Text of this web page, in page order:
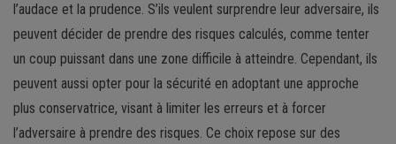
l’audace et la prudence. S’ils veulent surprendre leur adversaire, ils
peuvent décider de prendre des risques calculés, comme tenter
un coup puissant dans une zone difficile à atteindre. Cependant, ils
peuvent aussi opter pour la sécurité en adoptant une approche
plus conservatrice, visant à limiter les erreurs et à forcer
l’adversaire à prendre des risques. Ce choix repose sur des